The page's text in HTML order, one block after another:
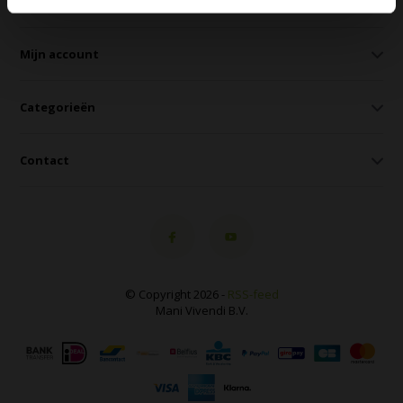
Mijn account
Categorieën
Contact
© Copyright 2026 - RSS-feed
Mani Vivendi B.V.